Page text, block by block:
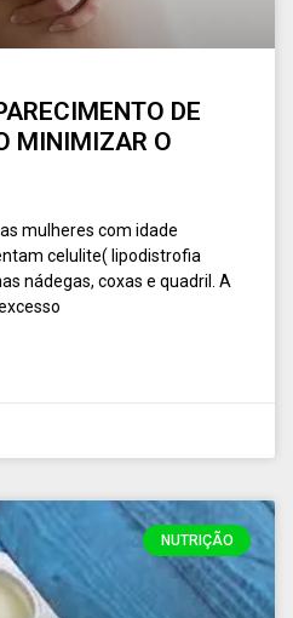
DE
MINIMIZAR O
mulheres com idade
celulite( lipodistrofia
nádegas, coxas e quadril. A
NUTRIÇÃO